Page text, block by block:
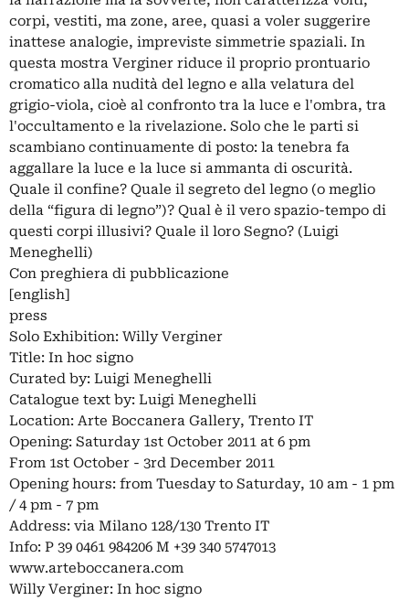
corpi, vestiti, ma zone, aree, quasi a voler suggerire
inattese analogie, impreviste simmetrie spaziali. In
questa mostra Verginer riduce il proprio prontuario
cromatico alla nudità del legno e alla velatura del
grigio-viola, cioè al confronto tra la luce e l'ombra, tra
l'occultamento e la rivelazione. Solo che le parti si
scambiano continuamente di posto: la tenebra fa
aggallare la luce e la luce si ammanta di oscurità.
Quale il confine? Quale il segreto del legno (o meglio
della “figura di legno”)? Qual è il vero spazio-tempo di
questi corpi illusivi? Quale il loro Segno? (Luigi
Meneghelli)
Con preghiera di pubblicazione
[english]
press
Solo Exhibition: Willy Verginer
Title: In hoc signo
Curated by: Luigi Meneghelli
Catalogue text by: Luigi Meneghelli
Location: Arte Boccanera Gallery, Trento IT
Opening: Saturday 1st October 2011 at 6 pm
From 1st October - 3rd December 2011
Opening hours: from Tuesday to Saturday, 10 am - 1 pm
/ 4 pm - 7 pm
Address: via Milano 128/130 Trento IT
Info: P 39 0461 984206 M +39 340 5747013
www.arteboccanera.com
Willy Verginer: In hoc signo